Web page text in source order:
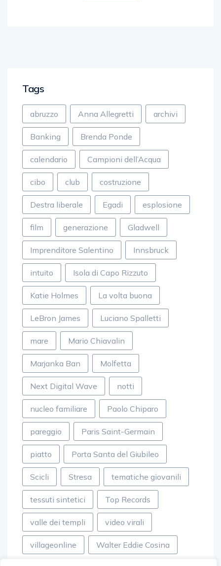
Tags
abruzzo Anna Allegretti archivi
Banking Brenda Ponde
calendario Campioni dell’Acqua
cibo club costruzione
Destra liberale Egadi esplosione
film generazione Gladwell
Imprenditore Salentino Innsbruck
intuito Isola di Capo Rizzuto
Katie Holmes La volta buona
LeBron James Luciano Spalletti
mare Mario Chiavalin
Marjanka Ban Molfetta
Next Digital Wave notti
nucleo familiare Paolo Chiparo
pareggio Paris Saint-Germain
piatto Porta Santa del Giubileo
Scicli Stresa tematiche giovanili
tessuti sintetici Top Records
valle dei templi video virali
villageonline Walter Eddie Cosina